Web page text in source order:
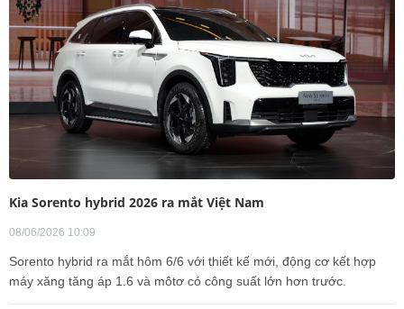
Kia Sorento hybrid 2026 ra mắt Việt Nam
08/06/2026 10:09
Sorento hybrid ra mắt hôm 6/6 với thiết kế mới, động cơ kết hợp
máy xăng tăng áp 1.6 và môtơ có công suất lớn hơn trước.